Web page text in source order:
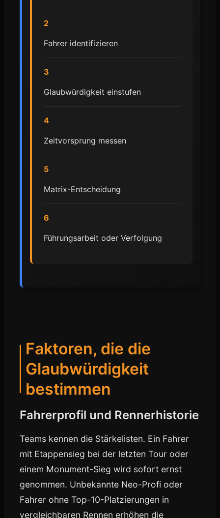
2
Fahrer identifizieren
3
Glaubwürdigkeit einstufen
4
Zeitvorsprung messen
5
Matrix-Entscheidung
6
Führungsarbeit oder Verfolgung
Faktoren, die die
Glaubwürdigkeit
bestimmen
Fahrerprofil und Rennerhistorie
Teams kennen die Stärkelisten. Ein Fahrer
mit Etappensieg bei der letzten Tour oder
einem Monument-Sieg wird sofort ernst
genommen. Unbekannte Neo-Profi oder
Fahrer ohne Top-10-Platzierungen in
vergleichbaren Rennen erhöhen die